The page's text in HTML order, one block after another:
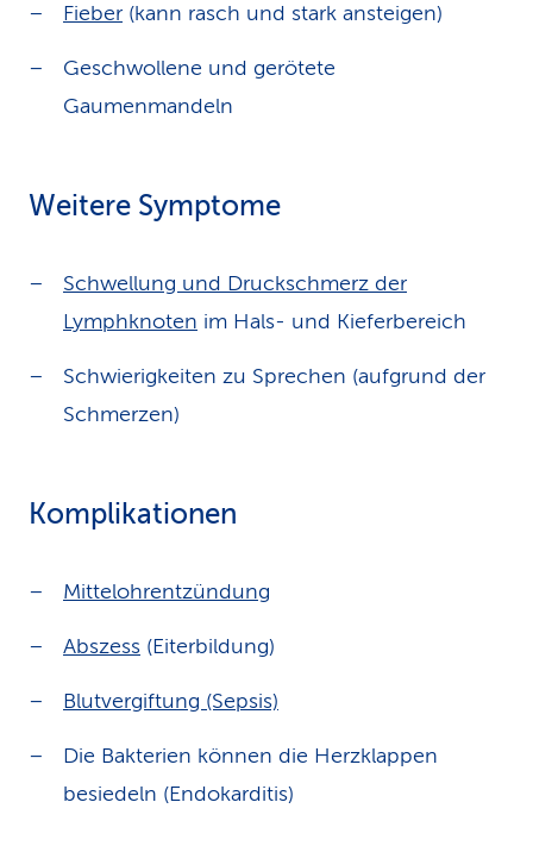
Fieber (kann rasch und stark ansteigen)
Geschwollene und gerötete
Gaumenmandeln
Weitere Symptome
Schwellung und Druckschmerz der
Lymphknoten im Hals- und Kieferbereich
Schwierigkeiten zu Sprechen (aufgrund der
Schmerzen)
Komplikationen
Mittelohrentzündung
Abszess (Eiterbildung)
Blutvergiftung (Sepsis)
Die Bakterien können die Herzklappen
besiedeln (Endokarditis)